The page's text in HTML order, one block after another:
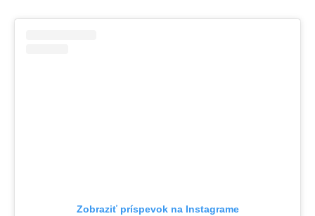
Zobraziť príspevok na Instagrame